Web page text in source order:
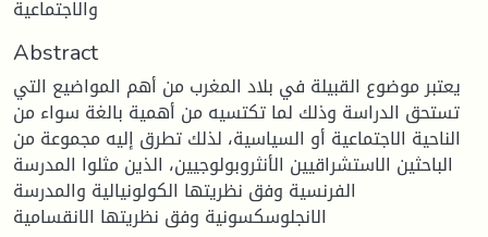
والاجتماعية
Abstract
يعتبر موضوع القبيلة في بلاد المغرب من أهم المواضيع التي
تستحق الدراسة وذلك لما تكتسيه من أهمية بالغة سواء من
الناحية الاجتماعية أو السياسية، لذلك تطرق إليه مجموعة من
الباحثين الاستشراقيين الأنثروبولوجيين، الذين مثلوا المدرسة
الفرنسية وفق نظريتها الكولونيالية والمدرسة
الانجلوسكسونية وفق نظريتها الانقسامية